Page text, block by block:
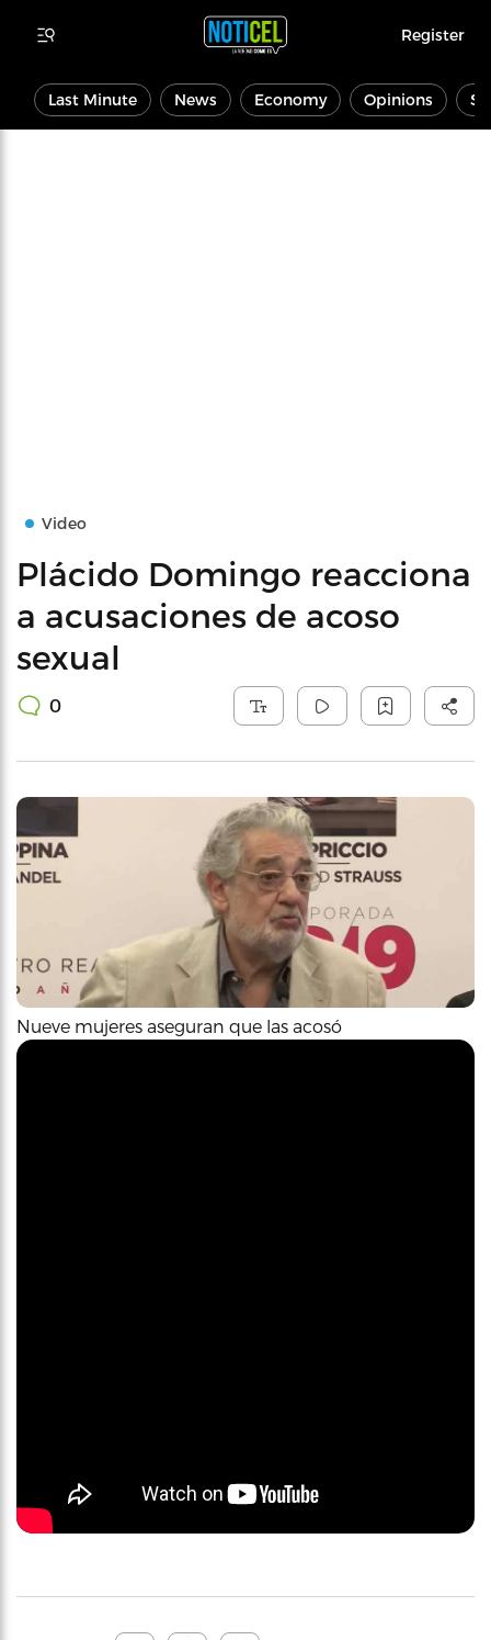
Register
Last Minute News Economy Opinions
Video
Plácido Domingo reacciona
a acusaciones de acoso
sexual
0
Nueve mujeres aseguran que las acosó